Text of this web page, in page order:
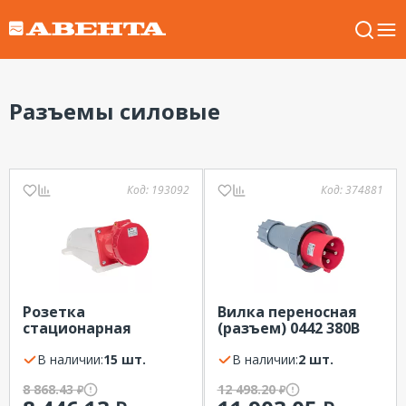
Разъемы силовые
Код: 193092
Розетка
стационарная
145 380В 125А IP67 EKF
В наличии:
15 шт.
8 868.43₽
Код:374881
Вилка переносная
(разъем) 0442 380В
В наличии:
2 шт.
12 498.20₽